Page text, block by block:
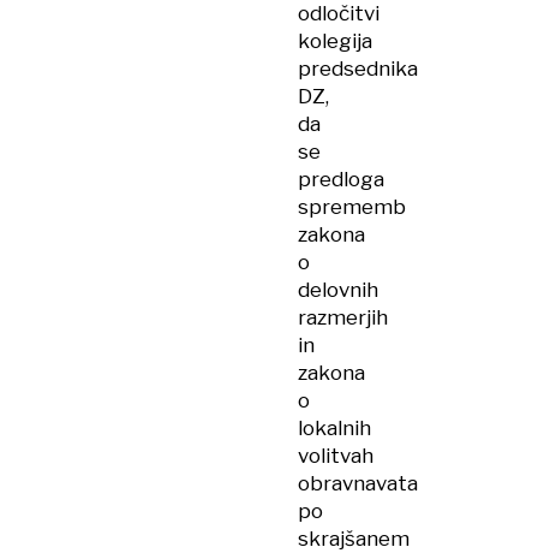
odločitvi
kolegija
predsednika
DZ,
da
se
predloga
sprememb
zakona
o
delovnih
razmerjih
in
zakona
o
lokalnih
volitvah
obravnavata
po
skrajšanem